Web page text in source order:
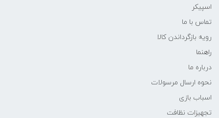
اسپیکر
تماس با ما
رویه بازگرداندن کالا
راهنما
درباره ما
نحوه ارسال مرسولات
اسباب بازی
تجهیزات نظافت